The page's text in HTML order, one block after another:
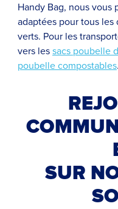
Handy Bag, nous vous
adaptées pour tous
verts. Pour les
vers les sacs poubelle
poubelle compostables.
SUR